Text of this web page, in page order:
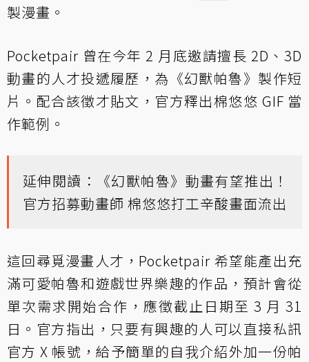
製漫畫。
Pocketpair 曾在今年 2 月底邀請擅長 2D、3D
動畫的人才投遞履歷，為《幻獸帕魯》製作短
片。配合該徵才貼文，官方釋出棉悠悠 GIF 當
作範例。
延伸閱讀：
《幻獸帕魯》動畫有望推出！
官方招募動畫師 棉悠悠打工辛酸畫面流出
這回尋覓漫畫人才，Pocketpair 希望能產出充
滿可愛帕魯和遊戲世界樂趣的作品，預計會從
單次需求開始合作，應徵截止日期至 3 月 31
日。官方指出，只要有興趣的人可以直接私訊
官方 X 帳號，給予簡單的自我介紹外加一份帕